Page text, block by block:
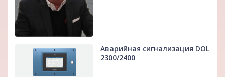
Аварийная сигнализация DOL
2300/2400